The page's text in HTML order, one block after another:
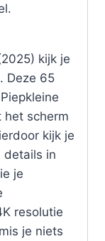
kijk je
Deze 65
het scherm
kijk je
details in
je
resolutie
je niets